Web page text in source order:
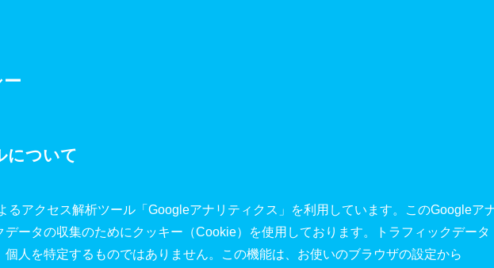
について
るアクセス解析ツール「Googleアナリティクス」を利用しています。このGoogleア
データの収集のためにクッキー（Cookie）を使用しております。トラフィックデータ
個人を特定するものではありません。この機能は、お使いのブラウザの設定から